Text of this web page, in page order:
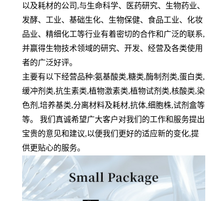
以及耗材的公司 ,与生命科学、医药研究、生物药业、
发酵、工业、基础生化、生物保健、食品工业、化妆
品业、精细化工等行业有着密切的合作和广泛的联系,
并赢得生物技术领域的研究、开发、经营及各类使用
者的广泛好评。
主要有以下经营品种:氨基酸类,糖类,酶制剂类,蛋白类,
缓冲剂类,抗生素类,植物激素类,植物试剂类,核酸类,染
色剂 ,培养基类,分离材料及耗材,抗体,细胞株,试剂盒等
等。 我们真诚希望广大客户对我们的工作和服务提出
宝贵的意见和建议,以便我们更好的适应新的变化,提
供更贴心的服务。